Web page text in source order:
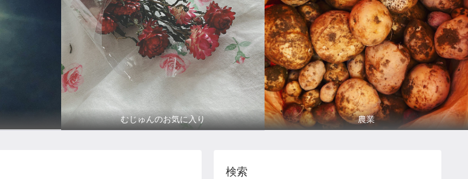
むじゅんのお気に入り 農業
検索